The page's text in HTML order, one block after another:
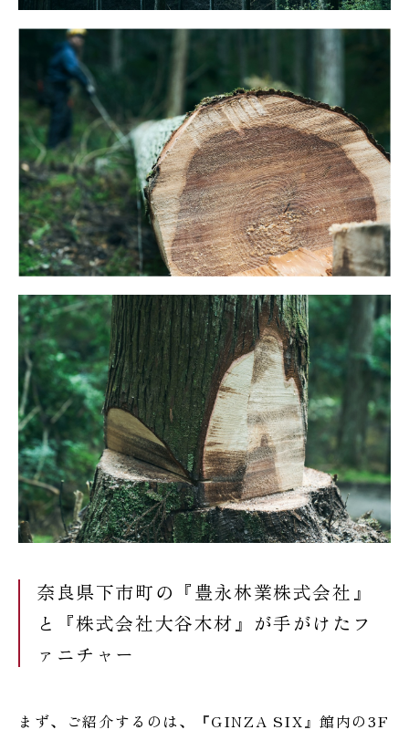
奈良県下市町の『豊永林業株式会社』
と『株式会社大谷木材』が手がけたフ
ァニチャー
まず、ご紹介するのは、『GINZA SIX』館内の3F